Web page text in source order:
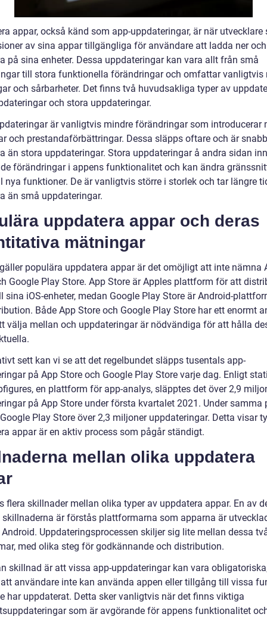
appar, också känd som app-uppdateringar, är när utvecklare
av sina appar tillgängliga för användare att ladda ner och
på sina enheter. Dessa uppdateringar kan vara allt från små
till stora funktionella förändringar och omfattar vanligtvis
och sårbarheter. Det finns två huvudsakliga typer av
och stora uppdateringar.
är vanligtvis mindre förändringar som introducerar
och prestandaförbättringar. Dessa släpps oftare och är
än stora uppdateringar. Stora uppdateringar å andra sidan
förändringar i appens funktionalitet och kan ändra
nya funktioner. De är vanligtvis större i storlek och tar längre
än små uppdateringar.
uppdatera appar och deras
mätningar
populära uppdatera appar är det omöjligt att inte nämna
Google Play Store. App Store är Apples plattform för att
sina iOS-enheter, medan Google Play Store är Android-
Både App Store och Google Play Store har ett enormt
välja mellan och uppdateringar är nödvändiga för att hålla
sett kan vi se att det regelbundet släpps tusentals app-
på App Store och Google Play Store varje dag. Enligt
en plattform för app-analys, släpptes det över 2,9
på App Store under första kvartalet 2021. Under samma
Play Store över 2,3 miljoner uppdateringar. Detta visar
appar är en aktiv process som pågår ständigt.
mellan olika uppdatera
flera skillnader mellan olika typer av uppdatera appar. En av
är förstås plattformarna som apparna är
Android. Uppdateringsprocessen skiljer sig lite mellan dessa
med olika steg för godkännande och distribution.
skillnad är att vissa app-uppdateringar kan vara
användare inte kan använda appen eller tillgång till vissa
har uppdaterat. Detta sker vanligtvis när det finns viktiga
som är avgörande för appens funktionalitet